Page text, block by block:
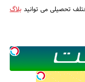
تحصیلی می توانید بلاگ